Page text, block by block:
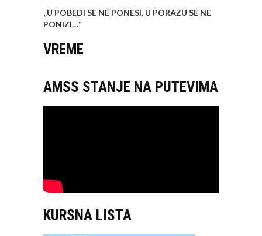
„U POBEDI SE NE PONESI, U PORAZU SE NE
PONIZI…“
VREME
AMSS STANJE NA PUTEVIMA
KURSNA LISTA